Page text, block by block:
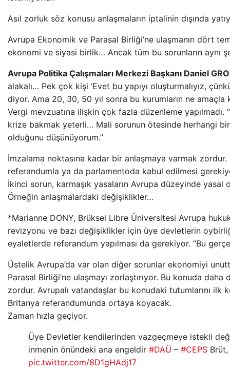
Asıl zorluk söz konusu anlaşmaların iptalinin dışında
Avrupa Ekonomik ve Parasal Birliği’ne ulaşmanın dört
ekonomi ve siyasi birlik… Ancak tüm bu sorunların aynı
Avrupa Politika Çalışmaları Merkezi Başkanı Daniel
alakalı… Pek çok kişi ‘Evet bu yapıyı oluşturmalıyız,
diyor. Ama 20, 30, 50 yıl sonra bu kurumların ne amaçla
Vergi mevzuatına ilişkin çok fazla düzenleme
krize bakmak yeterli… Mali sorunun ötesinde herhangi
olduğunu düşünüyorum.”
İmzalama noktasına kadar bir anlaşmaya varmak
referandumla ya da parlamentoda kabul edilmesi
İkinci sorun, karmaşık yasaların Avrupa düzeyinde yasal
Örneğin anlaşmalardaki değişiklikler…
*Marianne DONY, Brüksel Libre Üniversitesi Avrupa
revizyonu ve bazı değişiklikler için üye devletlerin
eyaletlerde referandum yapılması da gerekiyor. “Bu
Üstelik Avrupa’da var olan diğer sorunlar ekonomiyi
Parasal Birliği’ne ulaşmayı zorlaştırıyor. Bu konuda
zordur. Avrupalı ​​vatandaşlar bu konudaki tutumlarını ilk
Britanya referandumunda ortaya koyacak.
Zaman hızla geçiyor.
Üye Devletler kendilerinden vazgeçmeye istekli
inmenin önündeki ana engeldir #DAÜ – #CEPS Brüt,
pic.twitter.com/8D1gHAdj17